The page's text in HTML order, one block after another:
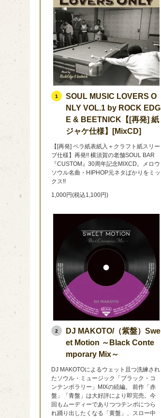
1
SOUL MUSIC LOVERS O
NLY VOL.1 by ROCK EDG
E & BEETNICK【[再発] 紙
ジャケ仕様】[MixCD]
【[再発] ペラ紙表紙入＋クラフト紙スリー
ブ仕様】再発!! 横須賀の老舗SOUL BAR
『CUSTOM』30周年記念MIXCD。メロウ
ソウル名曲・HIPHOP元ネタばかりをミッ
クス!!
1,000円(税込1,100円)
2
DJ MAKOTO/（紫盤）Swe
et Motion ～Black Conte
mporary Mix～
DJ MAKOTOによるウェット且つ洗練され
たソウル・ミュージック「ブラック・コ
ンテンポラリー」MIXの続編。 前作「赤
盤」「青盤」は大好評により即完売。今
回もムーディーでありつつテンポにつら
れ踊り出したくなる「黄盤」、スロー中